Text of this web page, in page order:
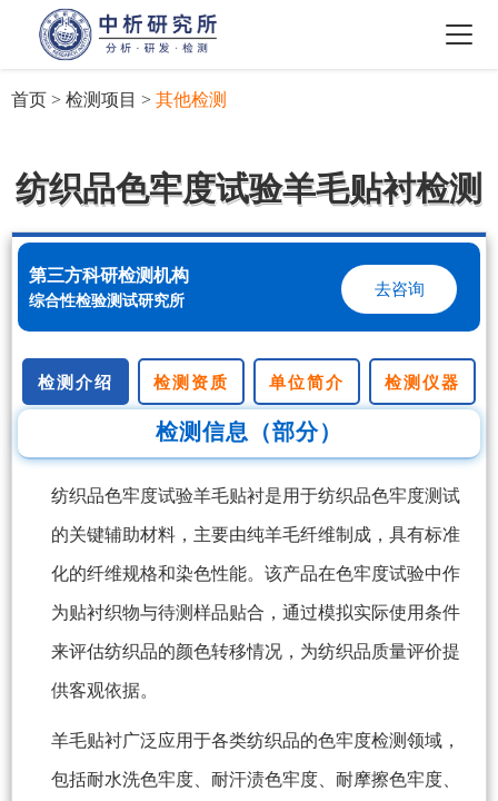
首页 > 检测项目 > 其他检测
纺织品色牢度试验羊毛贴衬检测
第三方科研检测机构
综合性检验测试研究所
去咨询
检测介绍 检测资质 单位简介 检测仪器
检测信息（部分）
纺织品色牢度试验羊毛贴衬是用于纺织品色牢度测试
的关键辅助材料，主要由纯羊毛纤维制成，具有标准
化的纤维规格和染色性能。该产品在色牢度试验中作
为贴衬织物与待测样品贴合，通过模拟实际使用条件
来评估纺织品的颜色转移情况，为纺织品质量评价提
供客观依据。
羊毛贴衬广泛应用于各类纺织品的色牢度检测领域，
包括耐水洗色牢度、耐汗渍色牢度、耐摩擦色牢度、